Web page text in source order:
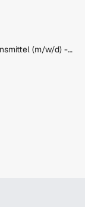
Lehrling Einzelhandel mit Schwerpunkt Lebensmittel (m/w/d) - 2026/2027